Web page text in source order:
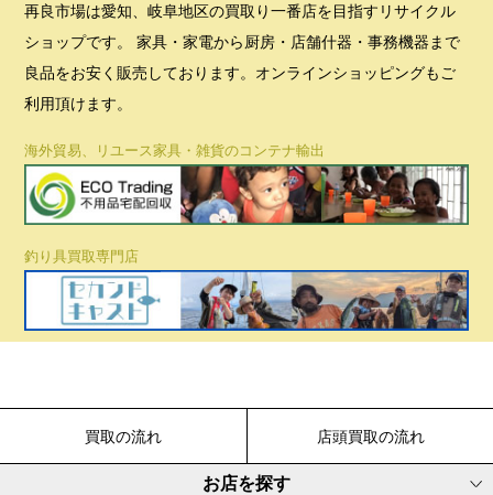
再良市場は愛知、岐阜地区の買取り一番店を目指すリサイクル
ショップです。 家具・家電から厨房・店舗什器・事務機器まで
良品をお安く販売しております。オンラインショッピングもご
利用頂けます。
海外貿易、リユース家具・雑貨のコンテナ輸出
釣り具買取専門店
買取の流れ 店頭買取の流れ
お店を探す